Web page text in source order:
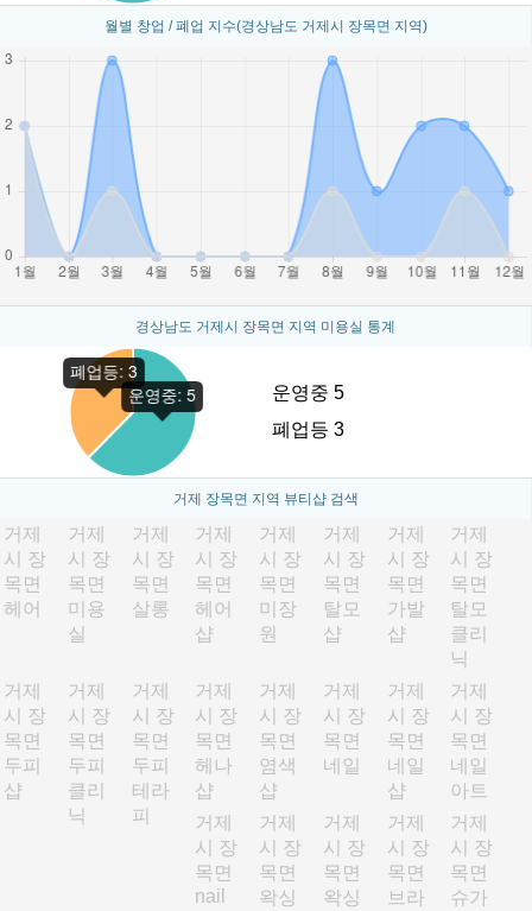
월별 창업 / 폐업 지수(경상남도 거제시 장목면 지역)
경상남도 거제시 장목면 지역 미용실 통계
운영중 5
폐업등 3
거제 장목면 지역 뷰티샵 검색
거제
시 장
목면
헤어
거제
시 장
목면
미용
실
거제
시 장
목면
살롱
거제
시 장
목면
헤어
샵
거제
시 장
목면
미장
원
거제
시 장
목면
탈모
샵
거제
시 장
목면
가발
샵
거제
시 장
목면
탈모
클리
닉
거제
시 장
목면
두피
샵
거제
시 장
목면
두피
클리
닉
거제
시 장
목면
두피
테라
피
거제
시 장
목면
헤나
샵
거제
시 장
목면
염색
샵
거제
시 장
목면
네일
거제
시 장
목면
네일
샵
거제
시 장
목면
네일
아트
거제
시 장
목면
nail
거제
시 장
목면
왁싱
거제
시 장
목면
왁싱
거제
시 장
목면
브라
거제
시 장
목면
슈가